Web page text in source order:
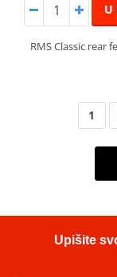
U
RMS Classic rear
1
Upišite